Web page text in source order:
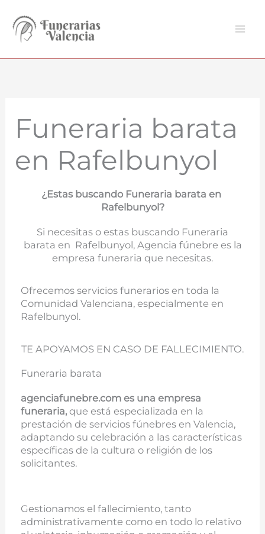
contenido
Funeraria barata
en Rafelbunyol
¿Estas buscando Funeraria barata en
Rafelbunyol?
Si necesitas o estas buscando Funeraria
barata en Rafelbunyol, Agencia fúnebre es la
empresa funeraria que necesitas.
Ofrecemos servicios funerarios en toda la
Comunidad Valenciana, especialmente en
Rafelbunyol.
TE APOYAMOS EN CASO DE FALLECIMIENTO.
Funeraria barata
agenciafunebre.com es una empresa
funeraria, que está especializada en la
prestación de servicios fúnebres en Valencia,
adaptando su celebración a las características
específicas de la cultura o religión de los
solicitantes.
Gestionamos el fallecimiento, tanto
administrativamente como en todo lo relativo